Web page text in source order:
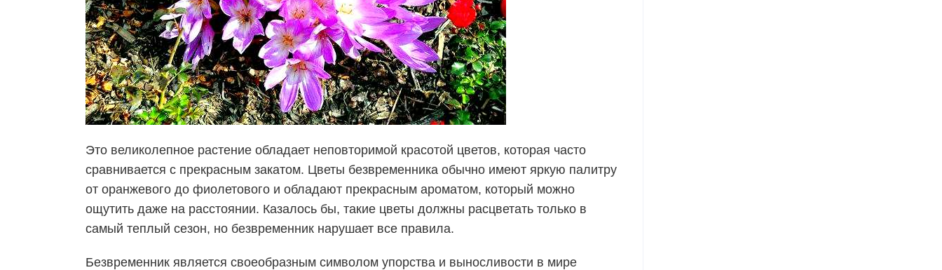
Это великолепное растение обладает неповторимой красотой цветов, которая часто
сравнивается с прекрасным закатом. Цветы безвременника обычно имеют яркую палитру
от оранжевого до фиолетового и обладают прекрасным ароматом, который можно
ощутить даже на расстоянии. Казалось бы, такие цветы должны расцветать только в
самый теплый сезон, но безвременник нарушает все правила.
Безвременник является своеобразным символом упорства и выносливости в мире